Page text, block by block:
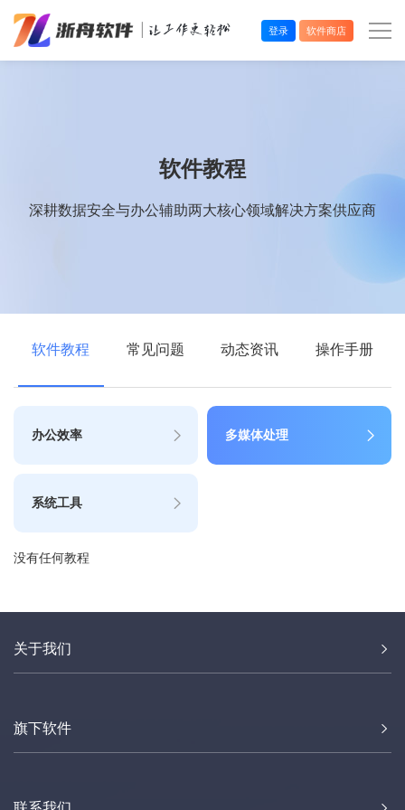
登录 软件商店
软件教程
深耕数据安全与办公辅助两大核心领域解决方案供应商
软件教程 常见问题 动态资讯 操作手册
办公效率 多媒体处理
系统工具
没有任何教程
关于我们
旗下软件